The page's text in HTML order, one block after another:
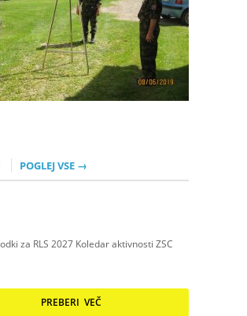
POGLEJ VSE →
za RLS 2027 Koledar aktivnosti ZSC
PREBERI VEČ